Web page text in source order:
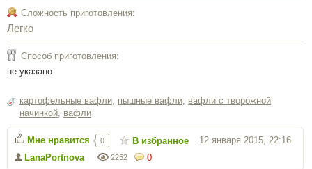
Сложность приготовления:
Легко
Способ приготовления:
не указано
картофельные вафли, пышные вафли, вафли с творожной
начинкой, вафли
0
2252
LanaPortnova
12 января 2015, 22:16
Мне нравится 0 В избранное